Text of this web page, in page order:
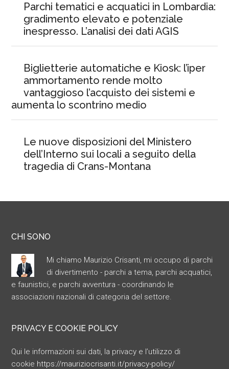
Parchi tematici e acquatici in Lombardia:
gradimento elevato e potenziale
inespresso. L’analisi dei dati AGIS
Biglietterie automatiche e Kiosk: l’iper
ammortamento rende molto
vantaggioso l’acquisto dei sistemi e
aumenta lo scontrino medio
Le nuove disposizioni del Ministero
dell’Interno sui locali a seguito della
tragedia di Crans-Montana
CHI SONO
Mi chiamo Maurizio Crisanti, mi occupo di parchi
di divertimento - parchi a tema, parchi acquatici,
e faunistici, e parchi avventura - coordinando le
associazioni nazionali di categoria del settore.
PRIVACY E COOKIE POLICY
Qui le informazioni sui dati, la privacy e l’utilizzo di
cookie https://mauriziocrisanti.it/privacy-policy/